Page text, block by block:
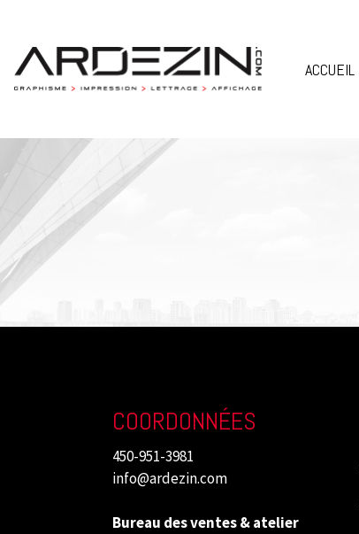
content
ACCUEIL
COORDONNÉES
450-951-3981
info@ardezin.com
Bureau des ventes & atelier